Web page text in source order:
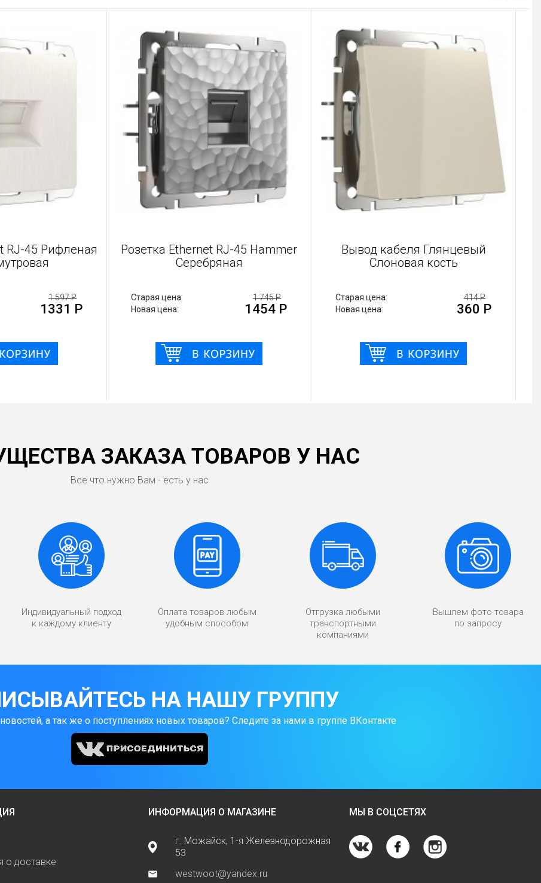
RJ-45 Рифленая
1 597 Р
1331 Р
Розетка Ethernet RJ-45 Hammer
Cеребряная
Старая цена:
1 745 Р
Новая цена:
1454 Р
Вывод кабеля Глянцевый
Слоновая кость
Старая цена:
414 Р
Новая цена:
360 Р
ЗАКАЗА ТОВАРОВ У НАС
Все что нужно Вам - есть у нас
Индивидуальный подход
к каждому клиенту
Оплата товаров любым
удобным способом
Отгрузка любыми
транспортными
компаниями
Вышлем фото товара
по запросу
НА НАШУ ГРУППУ
а так же о поступлениях новых товаров? Следите за нами в группе ВКонтакте
о доставке
ИНФОРМАЦИЯ О МАГАЗИНЕ
г. Можайск, 1-я Железнодорожная
53
westwoot@yandex.ru
МЫ В СОЦСЕТЯХ